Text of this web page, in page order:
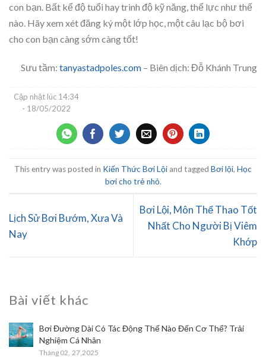
con bạn. Bất kể độ tuổi hay trình độ kỹ năng, thể lực như thế
nào. Hãy xem xét đăng ký một lớp học, một câu lạc bộ bơi
cho con bạn càng sớm càng tốt!
Sưu tầm: tanyastadpoles.com – Biên dịch: Đỗ Khánh Trung
Cập nhật lúc 14:34
- 18/05/2022
This entry was posted in Kiến Thức Bơi Lội and tagged Bơi lội, Học
bơi cho trẻ nhỏ.
Lịch Sử Bơi Bướm, Xưa Và
Nay
Bơi Lội, Môn Thể Thao Tốt
Nhất Cho Người Bị Viêm
Khớp
Bài viết khác
Bơi Đường Dài Có Tác Động Thế Nào Đến Cơ Thể? Trải
Nghiệm Cá Nhân
Tháng 02, 27,2025